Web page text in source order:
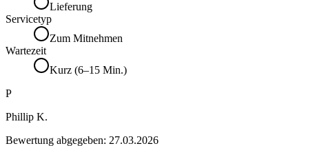
Lieferung
Servicetyp
Zum Mitnehmen
Wartezeit
Kurz (6–15 Min.)
P
Phillip K.
Bewertung abgegeben: 27.03.2026